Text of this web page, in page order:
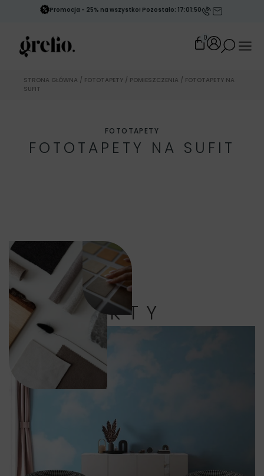
Promocja - 25% na wszystko! Pozostało: 17:01:47
0
STRONA GŁÓWNA / FOTOTAPETY / POMIESZCZENIA / FOTOTAPETY NA
SUFIT
FOTOTAPETY
FOTOTAPETY NA SUFIT
PRODUKTY